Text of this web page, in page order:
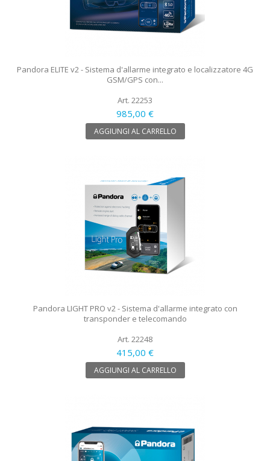
Pandora ELITE v2 - Sistema d'allarme integrato e localizzatore 4G
GSM/GPS con...
Art. 22253
985,00 €
AGGIUNGI AL CARRELLO
Pandora LIGHT PRO v2 - Sistema d'allarme integrato con
transponder e telecomando
Art. 22248
415,00 €
AGGIUNGI AL CARRELLO